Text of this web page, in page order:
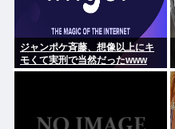
ジャンポケ斉藤、想像以上にキ
モくて実刑で当然だったwww